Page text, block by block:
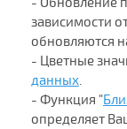
зависимости
обновляются
- Цветные
данных.
- Функция "
определяет